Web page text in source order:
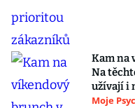
Kam na
Na
užívají i
Moje